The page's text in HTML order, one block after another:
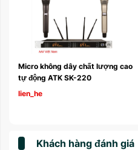
Micro không dây chất lượng cao
lien_he
Khách hàng đánh giá